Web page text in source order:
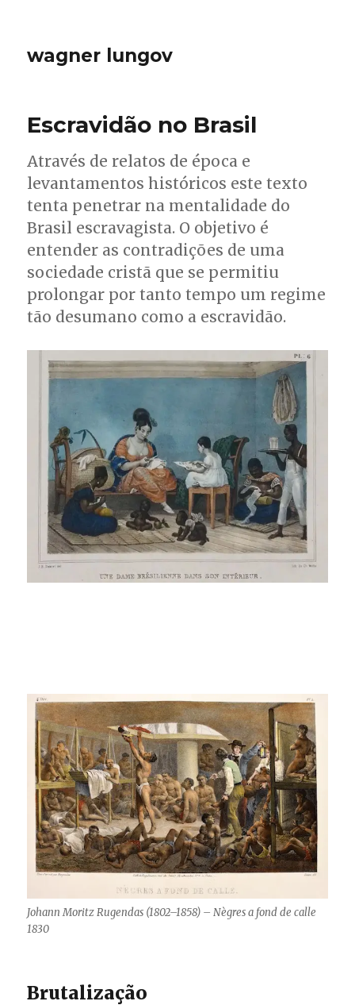
wagner lungov
Escravidão no Brasil
Através de relatos de época e
levantamentos históricos este texto
tenta penetrar na mentalidade do
Brasil escravagista. O objetivo é
entender as contradições de uma
sociedade cristã que se permitiu
prolongar por tanto tempo um regime
tão desumano como a escravidão.
Johann Moritz Rugendas (1802–1858) – Nègres a fond de calle
1830
Brutalização